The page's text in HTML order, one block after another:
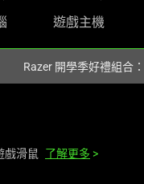
遊戲主機
Razer 開學季好禮組合
戲滑鼠 了解更多 >